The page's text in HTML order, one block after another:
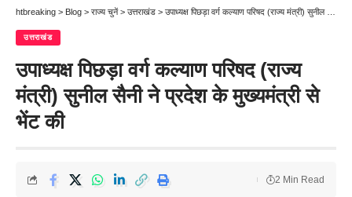
htbreaking > Blog > राज्य चुनें > उत्तराखंड > उपाध्यक्ष पिछड़ा वर्ग कल्याण परिषद (राज्य मंत्री) सुनील सैनी ने प्रदेश के मुख्यमंत्री से भेंट की
उत्तराखंड
उपाध्यक्ष पिछड़ा वर्ग कल्याण परिषद (राज्य
मंत्री) सुनील सैनी ने प्रदेश के मुख्यमंत्री से
भेंट की
2 Min Read